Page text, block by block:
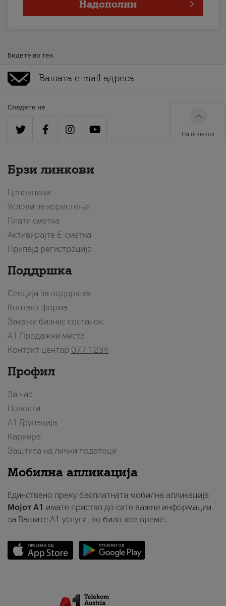
Надополни
Бидете во тек
Следете нè
На почеток
Брзи линкови
Ценовници
Услови за користење
Плати сметка
Активирајте Е-сметка
Припејд регистрација
Поддршка
Секција за поддршка
Контакт форма
Закажи бизнис состанок
A1 Продажни места
Контакт центар 077 1234
Профил
За нас
Новости
А1 Групација
Кариера
Заштита на лични податоци
Мобилна апликација
Единствено преку бесплатната мобилна апликација
Мојот A1 имате пристап до сите важни информации
за Вашите A1 услуги, во било кое време.